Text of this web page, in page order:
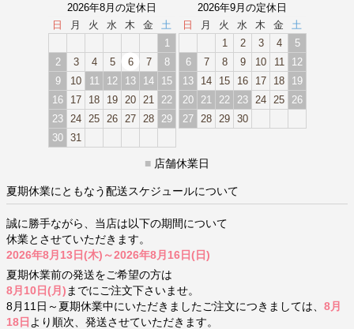
2026年8月の定休日
日
月 火 水 木 金
土
1
2
3 4 5 6 7
8
9
10 11 12 13 14
15
16
17 18 19 20 21
22
23
24 25 26 27 28
29
30 31
2026年9月の定休日
日
月 火 水 木 金
土
1
2 3 4
5
6
7 8 9 10 11
12
13
14 15 16 17 18
19
20
21 22 23 24 25
26
27
28 29 30
■ 店舗休業日
夏期休業にともなう配送スケジュールについて
誠に勝手ながら、当店は以下の期間について
休業とさせていただきます。
2026年8月13日(木)～2026年8月16日(日)
夏期休業前の発送をご希望の方は
8月10日(月) までにご注文下さいませ。
8月11日～夏期休業中にいただきましたご注文につきましては、 8月
18日 より順次、発送させていただきます。